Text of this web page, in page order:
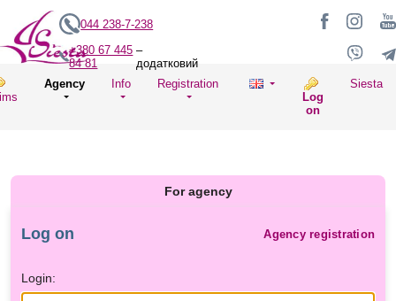
044 238-7-238
+380 67 445
84 81
–
додатковий
Agency Info
Registration
Log
on
Siesta
For agency
Log on Agency registration
Login: